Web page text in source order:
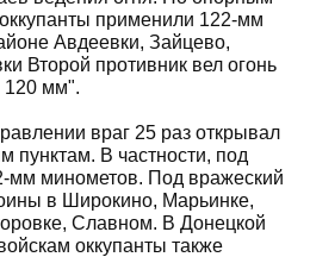
применили 122-мм
Авдеевки, Зайцево,
Второй противник вел огонь
120 мм".
враг 25 раз открывал
пунктам. В частности, под
мм минометов. Под вражеский
в Широкино, Марьинке,
Славном. В Донецкой
оккупанты также